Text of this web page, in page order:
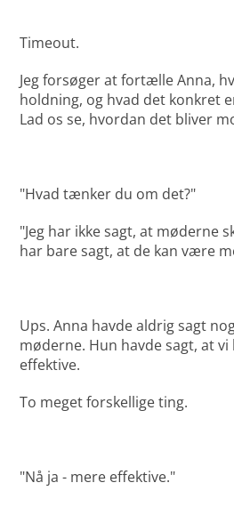
Timeout.
Jeg forsøger at fortælle Anna,
holdning, og hvad det konkret
Lad os se, hvordan det bliver
"Hvad tænker du om det?"
"Jeg har ikke sagt, at møderne
har bare sagt, at de kan være
Ups. Anna havde aldrig sagt
møderne. Hun havde sagt, at
effektive.
To meget forskellige ting.
"Nå ja - mere effektive."